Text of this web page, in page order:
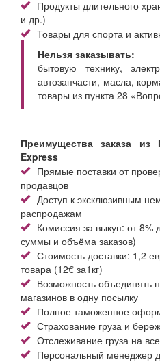
Продукты длительного
и др.)
Товары для спорта и
Нельзя заказывать:
бытовую технику,
автозапчасти, масла,
товары из пункта 28
Преимущества заказа из
Express
Прямые поставки от
продавцов
Доступ к эксклюзивным
распродажам
Комиссия за выкуп: от 8%
суммы и объёма заказов)
Стоимость доставки: 1,2
товара (12€ за1кг)
Возможность объединять
магазинов в одну посылку
Полное таможенное
Страхование груза и
Отслеживание груза на
Персональный менеджер